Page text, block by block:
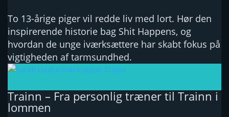
To 13-årige piger vil redde liv med lort. Hør den
inspirerende historie bag Shit Happens, og
hvordan de unge iværksættere har skabt fokus på
vigtigheden af tarmsundhed.
Trainn – Fra personlig træner til Trainn i
lommen